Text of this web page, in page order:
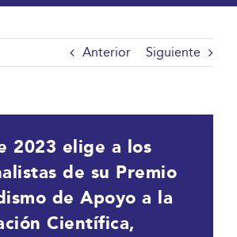
Anterior Siguiente
2023 elige a los
de su Premio
de Apoyo a la
Científica,